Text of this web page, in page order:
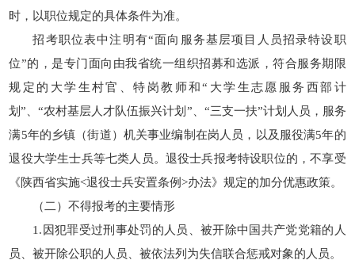
时，以职位规定的具体条件为准。
招考职位表中注明有“面向服务基层项目人员招录特设职
位”的，是专门面向由我省统一组织招募和选派，符合服务期限
规定的大学生村官、特岗教师和“大学生志愿服务西部计
划”、“农村基层人才队伍振兴计划”、“三支一扶”计划人员，服务
满5年的乡镇（街道）机关事业编制在岗人员，以及服役满5年的
退役大学生士兵等七类人员。退役士兵报考特设职位的，不享受
《陕西省实施<退役士兵安置条例>办法》规定的加分优惠政策。
（二）不得报考的主要情形
1.因犯罪受过刑事处罚的人员、被开除中国共产党党籍的人
员、被开除公职的人员、被依法列为失信联合惩戒对象的人员。